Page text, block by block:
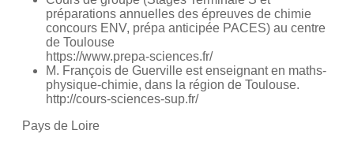
préparations annuelles des épreuves de chimie
concours ENV, prépa anticipée PACES) au centre
de Toulouse
https://www.prepa-sciences.fr/
M. François de Guerville est enseignant en maths-
physique-chimie, dans la région de Toulouse.
http://cours-sciences-sup.fr/
Pays de Loire